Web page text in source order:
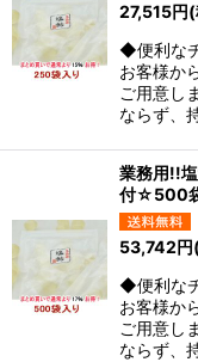
27,515円
◆便利な
お客様か
ご用意し
ならず、
業務用!!
付☆500
53,742円
◆便利な
お客様か
ご用意し
ならず、